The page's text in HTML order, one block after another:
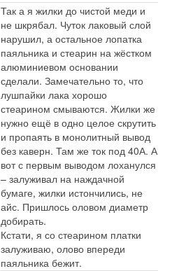
Так а я жилки до чистой меди и
не шкрябал. Чуток лаковый слой
нарушил, а остальное лопатка
паяльника и стеарин на жёстком
алюминиевом основании
сделали. Замечательно то, что
лушпайки лака хорошо
стеарином смываются. Жилки же
нужно ещё в одно целое скрутить
и пропаять в монолитный вывод
без каверн. Там же ток под 40А. А
вот с первым выводом лоханулся
– залуживал на наждачной
бумаге, жилки истончились, не
айс. Пришлось оловом диаметр
добирать.
Кстати, я со стеарином платки
залуживаю, олово впереди
паяльника бежит.